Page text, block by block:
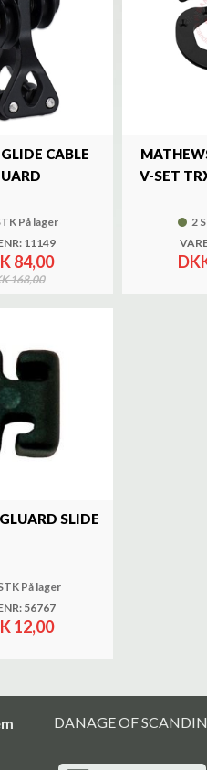
CABLE
På lager
11149
84,00
168,00
V-SET
2
SLIDE
På lager
56767
12,00
DANAGE OF